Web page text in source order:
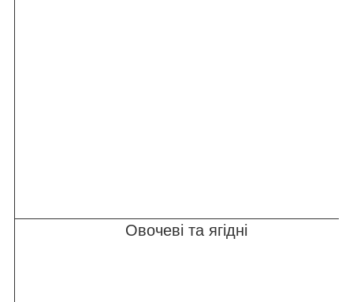
Овочеві та ягідні